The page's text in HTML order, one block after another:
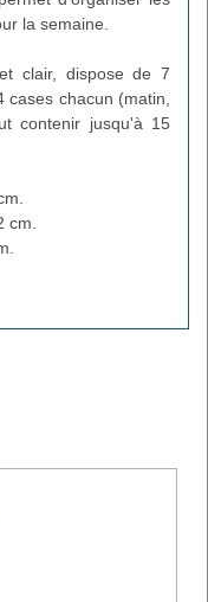
la semaine.
clair, dispose de 7
cases chacun (matin,
contenir jusqu'à 15
cm.